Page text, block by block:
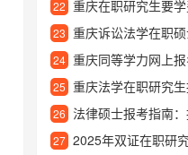
22 重庆在职研究生要
23 重庆诉讼法学在职硕
24 重庆同等学力网上
25 重庆法学在职研究生
26 法律硕士报考指南：
27 2025年双证在职研